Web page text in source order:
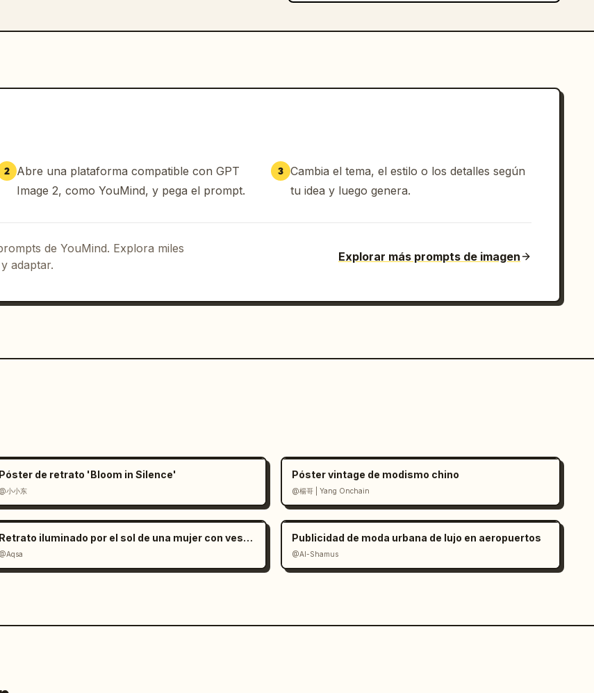
2 Abre una plataforma compatible con GPT
Image 2, como YouMind, y pega el prompt.
3 Cambia el tema, el estilo o los detalles según
tu idea y luego genera.
de YouMind. Explora miles
adaptar.
Explorar más prompts de imagen
Póster de retrato 'Bloom in Silence'
@小小东
Póster vintage de modismo chino
@楊哥 | Yang Onchain
Retrato iluminado por el sol de una mujer con vestido de satén rojo
@Aqsa
Publicidad de moda urbana de lujo en aeropuertos
@Al-Shamus